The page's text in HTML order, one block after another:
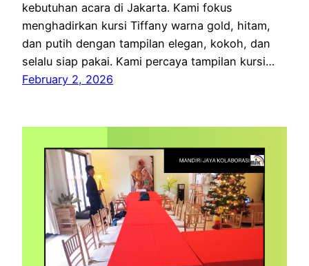
kebutuhan acara di Jakarta. Kami fokus
menghadirkan kursi Tiffany warna gold, hitam,
dan putih dengan tampilan elegan, kokoh, dan
selalu siap pakai. Kami percaya tampilan kursi…
February 2, 2026